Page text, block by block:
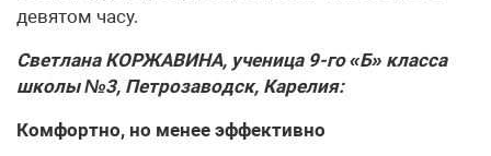
девятом часу.
Светлана КОРЖАВИНА, ученица 9-го «Б» класса
школы №3, Петрозаводск, Карелия:
Комфортно, но менее эффективно